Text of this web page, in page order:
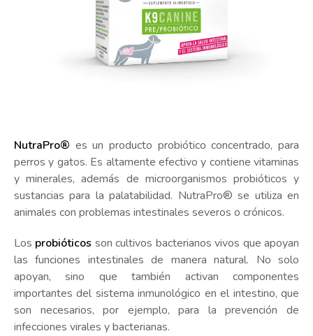
NutraPro® es un producto probiótico concentrado, para
perros y gatos. Es altamente efectivo y contiene vitaminas
y minerales, además de microorganismos probióticos y
sustancias para la palatabilidad. NutraPro® se utiliza en
animales con problemas intestinales severos o crónicos.
Los probióticos son cultivos bacterianos vivos que apoyan
las funciones intestinales de manera natural. No solo
apoyan, sino que también activan componentes
importantes del sistema inmunológico en el intestino, que
son necesarios, por ejemplo, para la prevención de
infecciones virales y bacterianas.